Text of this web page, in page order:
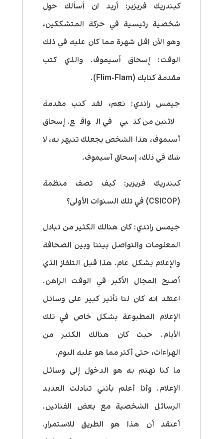
كيندريك فريزير: أريد ان أسألك حول
شخصية رئيسية في حركة المتشككين،
وهو الآن اقل شهرة مما كان عليه في ذلك
الوقت: إسحاق أسيموف. والذي كتب
مقدمة كتابك (Flim-Flam).
جيمس راندي:نعم، لقد كتب مقدمة
لاثنين من كتبي في الواقع. إسحاق
أسيموف، هذا الشخص يجعلك تنبهر به، لا
شك في ذلك، إسحاق أسيموف.
كيندريك فريزير:كيف تصف منظمة
(CSICOP) في تلك السنوات الأولى؟
جيمس راندي:كان هنالك الكثير من تبادل
المعلومات والتواصل بيننا وبين الصحافة
والإعلام بشكل عام. هذا قبل التلفاز الذي
أصبح المجال الأكبر في الوقت الراهن.
اعتقد انه كان لنا تأثير كبير على وسائل
الإعلام المطبوعة بشكل خاص في تلك
الأيام. حيث كان هنالك الكثير من
الهراءات، حتى أكثر مما هو عليه اليوم.
ما كنا نهتم به هو الدخول إلى وسائل
الإعلام. وأنا أعلم بأنني تبادلت العديد
الرسائل الشخصية مع بعض الفنانين.
أعتقد أن هذا هو الطريق للاستمرار.